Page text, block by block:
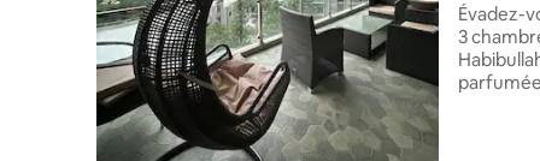
Évadez-
3